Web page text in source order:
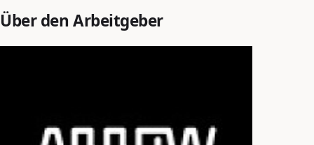
Über den Arbeitgeber